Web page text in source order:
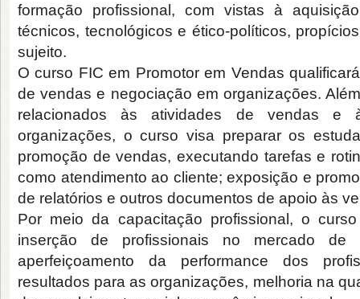
formação profissional, com vistas à
técnicos, tecnológicos e ético-políticos,
sujeito.
O curso FIC em Promotor em Vendas
de vendas e negociação em organizações.
relacionados às atividades de vendas e
organizações, o curso visa preparar os
promoção de vendas, executando tarefas e
como atendimento ao cliente; exposição e
de relatórios e outros documentos de apoio às
Por meio da capacitação profissional, o
inserção de profissionais no mercado
aperfeiçoamento da performance dos
resultados para as organizações, melhoria na